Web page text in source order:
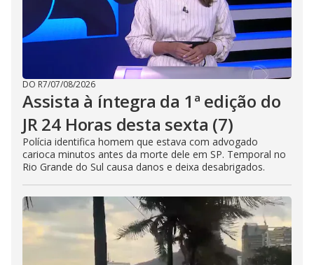
DO R7/07/08/2026
Assista à íntegra da 1ª edição do
JR 24 Horas desta sexta (7)
Polícia identifica homem que estava com advogado
carioca minutos antes da morte dele em SP. Temporal no
Rio Grande do Sul causa danos e deixa desabrigados.